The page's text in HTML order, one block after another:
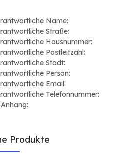
Name:
Straße:
Hausnummer:
Postleitzahl:
Stadt:
Person:
Email:
Telefonnummer:
Produkte